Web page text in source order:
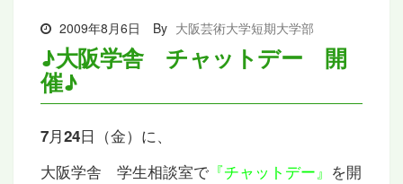
2009年8月6日 By 大阪芸術大学短期大学部
♪大阪学舎 チャットデー 開
催♪
7月24日（金）に、
大阪学舎 学生相談室で 『チャットデー』 を開